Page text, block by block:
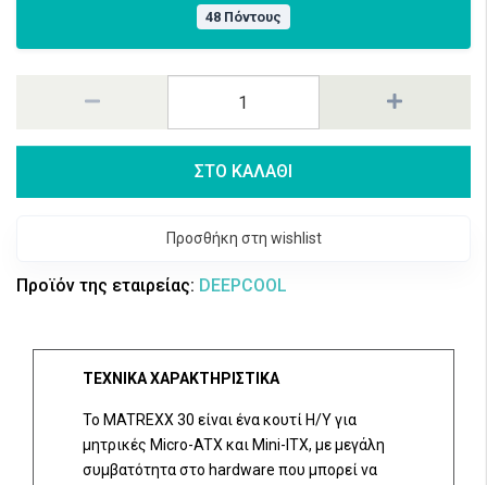
48 Πόντους
ΣΤΟ ΚΑΛΑΘΙ
Προσθήκη στη wishlist
Προϊόν της εταιρείας: DEEPCOOL
ΤΕΧΝΙΚΑ ΧΑΡΑΚΤΗΡΙΣΤΙΚΑ
Το MATREXX 30 είναι ένα κουτί Η/Υ για
μητρικές Micro-ATX και Mini-ITX, με μεγάλη
συμβατότητα στο hardware που μπορεί να